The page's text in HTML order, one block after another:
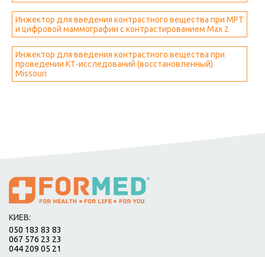
Инжектор для введения контрастного вещества при МРТ
и цифровой маммографии с контрастированием Max 2
Инжектор для введения контрастного вещества при
проведении КТ-исследований (восстановленный)
Missouri
КИЕВ:
050 183 83 83
067 576 23 23
044 209 05 21